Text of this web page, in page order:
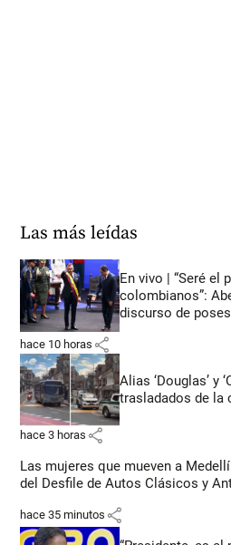
Las más leídas
En vivo | “Seré el
colombianos”:
discurso de
hace 10 horas share
Alias ‘Douglas’ y
trasladados de la
hace 3 horas share
Las mujeres que mueven a
del Desfile de Autos Clásicos y
hace 35 minutos share